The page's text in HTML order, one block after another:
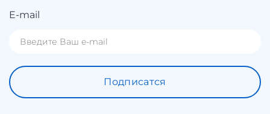
E-mail
Подписатся